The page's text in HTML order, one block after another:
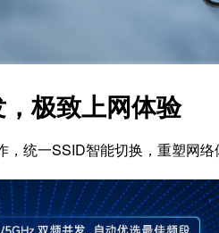
极致上网体验
统一SSID智能切换，重塑网络